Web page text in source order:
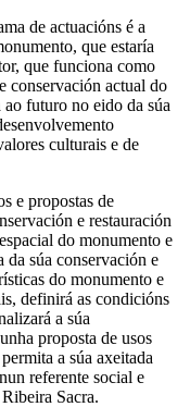
de actuacións é a
que estaría
que funciona como
conservación actual do
futuro no eido da súa
culturais e de
e propostas de
e restauración
do monumento e
da súa conservación e
do monumento e
definirá as condicións
a súa
proposta de usos
a súa axeitada
referente social e
Sacra.